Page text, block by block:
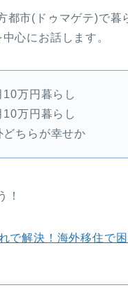
都市(ドゥマゲテ)で
心にお話します。
10万円暮らし
10万円暮らし
どちらが幸せか
！
で解決！海外移住で